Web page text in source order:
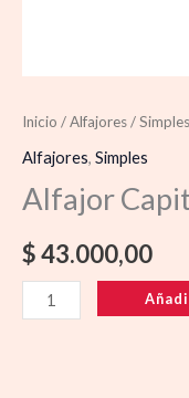
Inicio /Alfajores/Simples
Alfajores, Simples
Alfajor
$43.000,00